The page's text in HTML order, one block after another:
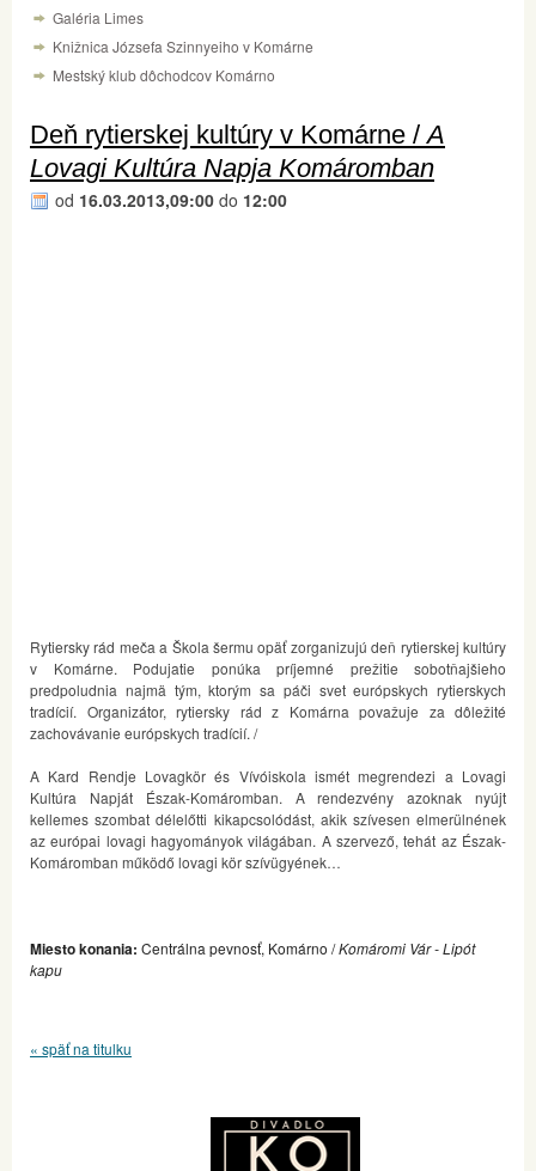
Galéria Limes
Knižnica Józsefa Szinnyeiho v Komárne
Mestský klub dôchodcov Komárno
Deň rytierskej kultúry v Komárne /A
Lovagi Kultúra Napja Komáromban
od 16.03.2013,09:00 do 12:00
Rytiersky rád meča a Škola šermu opäť zorganizujú deň rytierskej kultúry
v Komárne. Podujatie ponúka príjemné prežitie sobotňajšieho
predpoludnia najmä tým, ktorým sa páči svet európskych rytierskych
tradícií. Organizátor, rytiersky rád z Komárna považuje za dôležité
zachovávanie európskych tradícií. /
A Kard Rendje Lovagkör és Vívóiskola ismét megrendezi a Lovagi
Kultúra Napját Észak-Komáromban. A rendezvény azoknak nyújt
kellemes szombat délelőtti kikapcsolódást, akik szívesen elmerülnének
az európai lovagi hagyományok világában. A szervező, tehát az Észak-
Komáromban működő lovagi kör szívügyének…
Miesto konania: Centrálna pevnosť, Komárno /Komáromi Vár - Lipót
kapu
« späť na titulku